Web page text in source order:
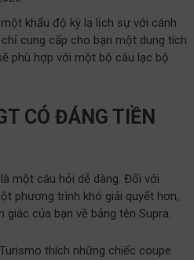
khẩu độ kỳ lạ lịch sự với cánh
cung cấp cho bạn một dung tích
phù hợp với một bộ câu lạc bộ
CÓ ĐÁNG TIỀN
một câu hỏi dễ dàng. Đối với
phương trình khó giải quyết hơn,
của bạn về bảng tên Supra.
thích những chiếc coupe